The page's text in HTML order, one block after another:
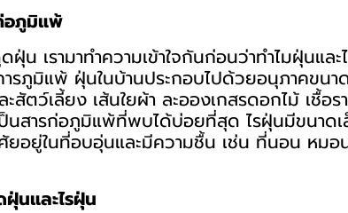
อภูมิแพ้
ฝุ่น เรามาทำความเข้าใจกันก่อนว่าทำไมฝุ่นแล
รภูมิแพ้ ฝุ่นในบ้านประกอบไปด้วยอนุภาคขนา
สัตว์เลี้ยง เส้นใยผ้า ละอองเกสรดอกไม้ เชื้อ
ป็นสารก่อภูมิแพ้ที่พบได้บ่อยที่สุด ไรฝุ่นมีขนาด
ยอยู่ในที่อบอุ่นและมีความชื้น เช่น ที่นอน หม
นและไรฝุ่น